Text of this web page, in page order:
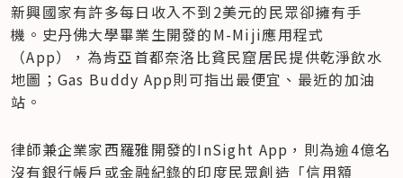
新興國家有許多每日收入不到2美元的民眾卻擁有手
機。史丹佛大學畢業生開發的M-Miji應用程式
（App），為肯亞首都奈洛比貧民窟居民提供乾淨飲水
地圖；Gas Buddy App則可指出最便宜、最近的加油
站。
律師兼企業家西羅雅開發的InSight App，則為逾4億名
沒有銀行帳戶或金融紀錄的印度民眾創造「信用額